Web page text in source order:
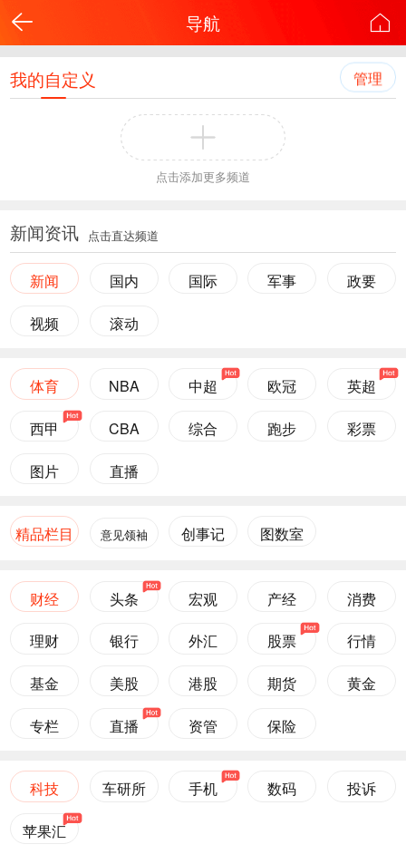
导航
我的自定义 管理
点击添加更多频道
新闻资讯 点击直达频道
新闻 国内 国际 军事 政要
视频 滚动
体育 NBA 中超 欧冠 英超
西甲 CBA 综合 跑步 彩票
图片 直播
精品栏目 意见领袖 创事记 图数室
财经 头条 宏观 产经 消费
理财 银行 外汇 股票 行情
基金 美股 港股 期货 黄金
专栏 直播 资管 保险
科技 车研所 手机 数码 投诉
苹果汇